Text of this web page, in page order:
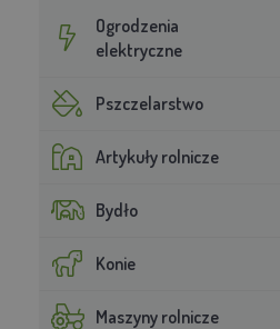
Ogrodzenia
elektryczne
Pszczelarstwo
Artykuły rolnicze
Bydło
Konie
Maszyny rolnicze